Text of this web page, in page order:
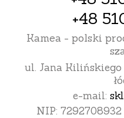
+48
Kamea - polski
ul. Jana Kilińskiego
e-mail:
NIP: 7292708932